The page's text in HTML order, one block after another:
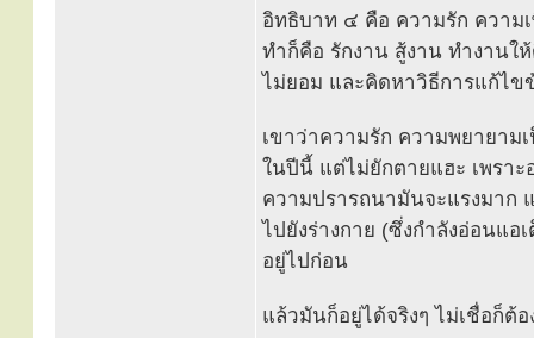
อิทธิบาท ๔ คือ ความรัก ความ
ทำก็คือ รักงาน สู้งาน ทำงานใ
ไม่ยอม และคิดหาวิธีการแก้ไข
เขาว่าความรัก ความพยายา
ในปีนี้ แต่ไม่ยักตายแฮะ เพรา
ความปรารถนามันจะแรงมาก
ไปยังร่างกาย (ซึ่งกำลังอ่อนแอ
อยู่ไปก่อน
แล้วมันก็อยู่ได้จริงๆ ไม่เชื่อก็ต้